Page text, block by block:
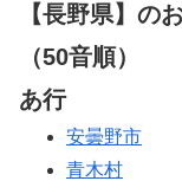
【長野県】の
（50音順）
あ行
安曇野市
青木村